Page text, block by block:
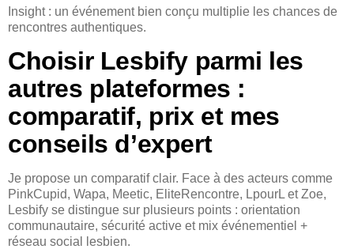
Insight : un événement bien conçu multiplie les chances de
rencontres authentiques.
Choisir Lesbify parmi les
autres plateformes :
comparatif, prix et mes
conseils d’expert
Je propose un comparatif clair. Face à des acteurs comme
PinkCupid, Wapa, Meetic, EliteRencontre, LpourL et Zoe,
Lesbify se distingue sur plusieurs points : orientation
communautaire, sécurité active et mix événementiel +
réseau social lesbien.